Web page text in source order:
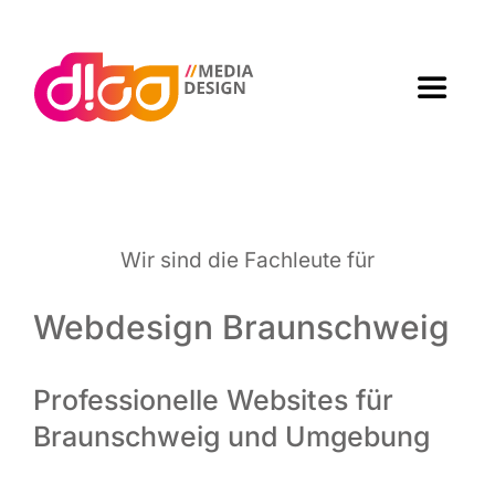
springen
Toggle
Arbei­ten
Leis­tun­gen
Wir sind die Fach­leu­te für
Webdesign Braunschweig
Professionelle Websites für
Braunschweig und Umgebung